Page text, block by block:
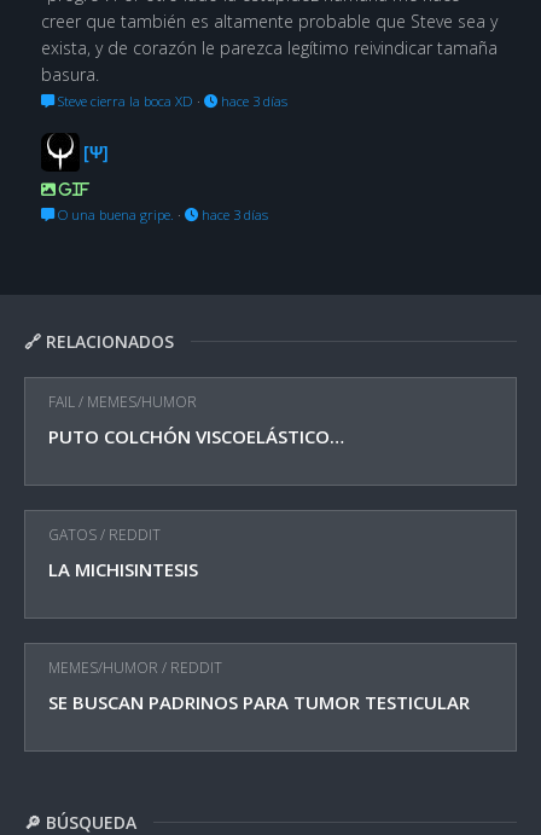
🔗 RELACIONADOS
FAIL/ MEMES/HUMOR
PUTO COLCHÓN VISCOELÁSTICO…
GATOS/ REDDIT
LA MICHISINTESIS
MEMES/HUMOR / REDDIT
SE BUSCAN PADRINOS PARA TUMOR TESTICULAR
🔎 BÚSQUEDA
creer que también es altamente probable que Steve sea y
exista, y de corazón le parezca legítimo reivindicar tamaña
basura.
Steve cierra la boca XD · hace 3 días
[Ψ]
GIF
O una buena gripe. · hace 3 días